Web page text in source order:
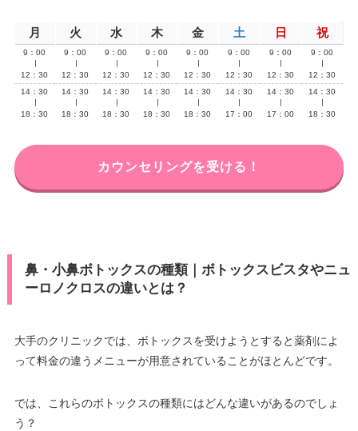
月 火 水 木 金 土 日 祝
9：00
12：30
9：00
12：30
9：00
12：30
9：00
12：30
9：00
12：30
9：00
12：30
9：00
12：30
9：00
12：30
14：30
18：30
14：30
18：30
14：30
18：30
14：30
18：30
14：30
18：30
14：30
17：00
14：30
17：00
14：30
18：30
カウンセリングを受ける！
鼻・小鼻ボトックスの種類｜ボトックスビスタやニュ
ーロノクロスの違いとは？
大手のクリニックでは、ボトックスを受けようとすると薬剤によ
って料金の違うメニューが用意されていることがほとんどです。
では、これらのボトックスの種類にはどんな違いがあるのでしょ
う？